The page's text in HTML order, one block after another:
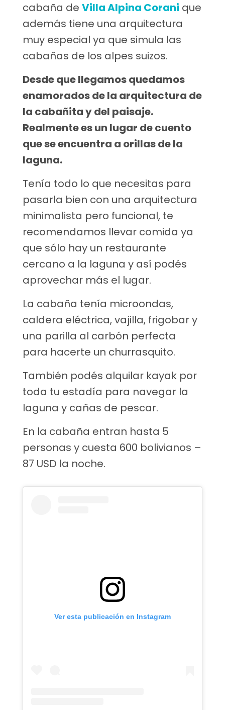
cabaña de Villa Alpina Corani que
además tiene una arquitectura
muy especial ya que simula las
cabañas de los alpes suizos.
Desde que llegamos quedamos
enamorados de la arquitectura de
la cabañita y del paisaje.
Realmente es un lugar de cuento
que se encuentra a orillas de la
laguna.
Tenía todo lo que necesitas para
pasarla bien con una arquitectura
minimalista pero funcional, te
recomendamos llevar comida ya
que sólo hay un restaurante
cercano a la laguna y así podés
aprovechar más el lugar.
La cabaña tenía microondas,
caldera eléctrica, vajilla, frigobar y
una parilla al carbón perfecta
para hacerte un churrasquito.
También podés alquilar kayak por
toda tu estadía para navegar la
laguna y cañas de pescar.
En la cabaña entran hasta 5
personas y cuesta 600 bolivianos –
87 USD la noche.
Ver esta publicación en Instagram